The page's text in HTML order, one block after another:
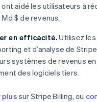
aidé les utilisateurs à
Md $ de revenus.
en efficacité. Utilisez
et d’analyse de
systèmes de revenus
des logiciels tiers.
plus sur Stripe Billing, ou